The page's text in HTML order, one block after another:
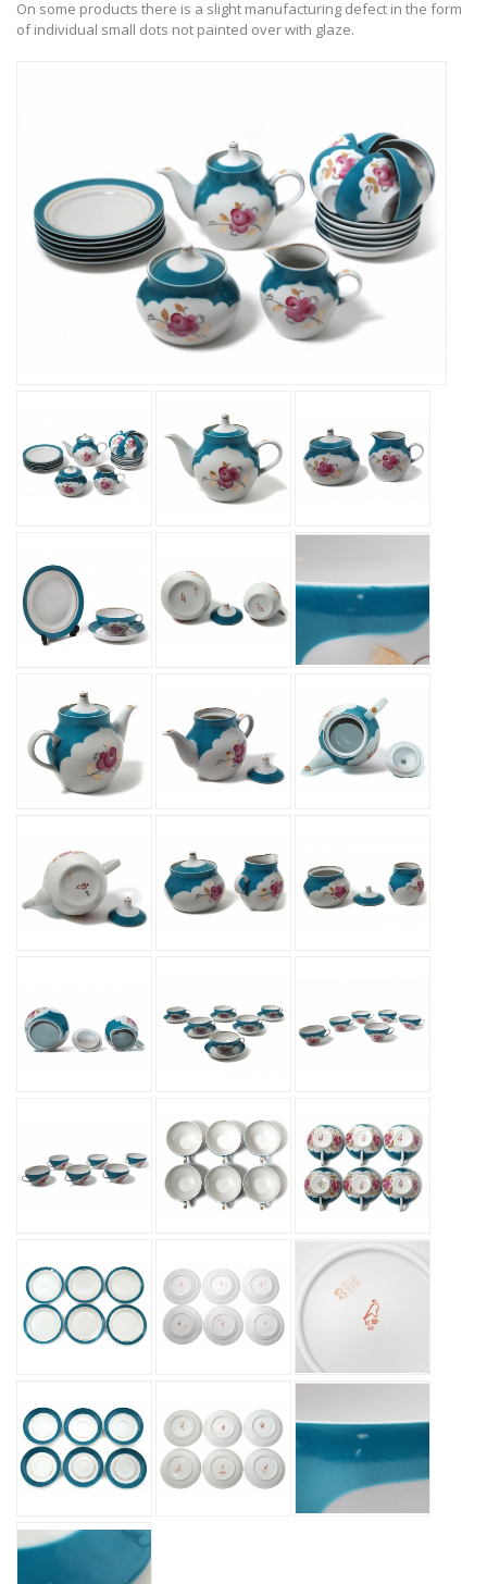
On some products there is a slight manufacturing defect in the form
of individual small dots not painted over with glaze.